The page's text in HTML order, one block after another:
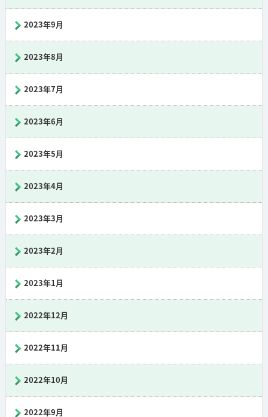
2023年9月
2023年8月
2023年7月
2023年6月
2023年5月
2023年4月
2023年3月
2023年2月
2023年1月
2022年12月
2022年11月
2022年10月
2022年9月